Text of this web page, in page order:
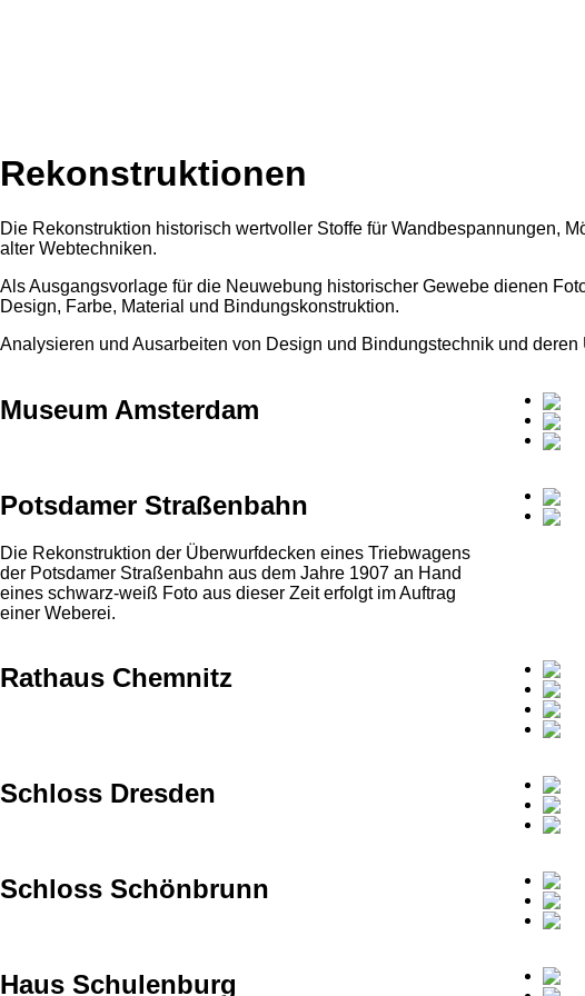
Rekonstruktionen
Die Rekonstruktion historisch wertvoller Stoffe für Wandbespannungen,
alter Webtechniken.
Als Ausgangsvorlage für die Neuwebung historischer Gewebe dienen
Design, Farbe, Material und Bindungskonstruktion.
Analysieren und Ausarbeiten von Design und Bindungstechnik und
Museum Amsterdam
Potsdamer Straßenbahn
Die Rekonstruktion der Überwurfdecken eines Triebwagens
der Potsdamer Straßenbahn aus dem Jahre 1907 an Hand
eines schwarz-weiß Foto aus dieser Zeit erfolgt im Auftrag
einer Weberei.
Rathaus Chemnitz
Schloss Dresden
Schloss Schönbrunn
Haus Schulenburg